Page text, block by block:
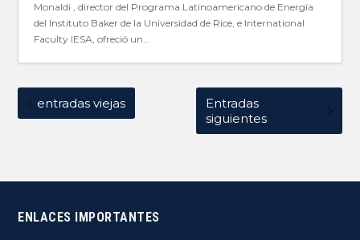
Monaldi , director del Programa Latinoamericano de Energía
del Instituto Baker de la Universidad de Rice, e International
Faculty IESA, ofreció un...
entradas viejas
Entradas
siguientes
ENLACES IMPORTANTES